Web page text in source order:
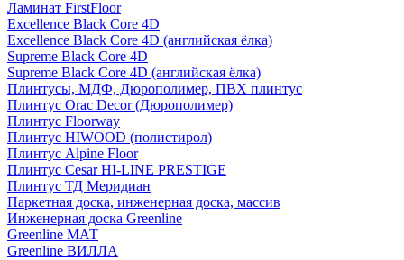
Ламинат FirstFloor
Excellence Black Core 4D
Excellence Black Core 4D (английская ёлка)
Supreme Black Core 4D
Supreme Black Core 4D (английская ёлка)
Плинтусы, МДФ, Дюрополимер, ПВХ плинтус
Плинтус Orac Decor (Дюрополимер)
Плинтус Floorway
Плинтус HIWOOD (полистирол)
Плинтус Alpine Floor
Плинтус Cesar HI-LINE PRESTIGE
Плинтус ТД Меридиан
Паркетная доска, инженерная доска, массив
Инженерная доска Greenline
Greenline МАТ
Greenline ВИЛЛА